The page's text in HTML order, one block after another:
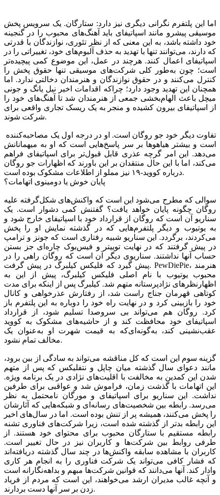
اما این پلتفرم نگرانی دیگری نیز دارد: ستارگان. یک سرویس پخش
موسیقی پیشرو مانند اسپاتیفای باید آهنگ‌های محبوب را در گنجینه
خود داشته باشد، به این معنی که از نظر تئوری، نوازندگان با قدرتی
که دارند، می‌توانند تنها با تهدید به حذف آلبوم‌های خود، تغییراتی را در
اسپاتیفای اعمال کنند. هرچند در عمل، این موضوع کمی پیچیده‌تر
است؛ چون به‌طور کلی شرکت‌های موسیقی تنها حقوق پخش را
کنترل می‌کنند و در حقوق نوازندگان و هنرمندان دخالتی ندارد. اما
همچنان این تهدید وجود دارد؛ چراکه اقدامات اخیر نیل یانگ و جونی
میچل باعث الهام‌بخشی جمعی از هنرمندان شد تا آهنگ‌های خود را
از اسپاتیفای بیرون کشیده و منجر به یک ریسک تجاری واقعی برای
شرکت شوند.
است و بیشتر هیاهوها بر سر پاسخ‌هایی است که او به ‌میهمانانش
می‌دهد. این امر گرچه عذری قابل قبول‌تر برای اسپاتیفای فراهم
می‌کند، اما با این حال منتقدان بر این باورند که اظهارات جو روگان
درباره کووید-۱۹ نیز مملو از اطلاعات مشکوک بوده است.
پایان خوش یا دومینوی اتهامات؟
سوالی که مطرح می‌شود این است که واکنش‌های شکل‌گرفته علیه
روگان چگونه پایان خواهد یافت؟ گفتنش کمی دشوار است. یک
سناریو آن است که روگان از قرارداد خود با اسپاتیفای خارج شود و
به یوتیوب و دیگر پلتفرم‌هایی که در گذشته نمایش او را پخش
می‌کردند، برگردد. این سناریو شبیه رفتاری است که جونز و ترامپ
در پیش گرفتند که در نهایت توییتر و فیس‌بوک چاره‌ای جز بستن
حساب آنها نداشتند. سناریوی دیگر آن است که روگان راهی را در
پیش گیرد که فلیکس کیلبرگ در پیش گرفت. PewDiePie، هنرمند
محبوب یوتیوب با نام اصلی فلیکس کیلبرگ، پیش از این به
اظهارنظرهای نژادپرستانه متهم شد. کیلبرگ پس از اینکه برای مدت
کوتاهی قهرمان جناج راست شد، از رفتارش عذرخواهی و کانال
خود را بازبینی کرد و در نهایت راه خود را دوباره به این پلتفرم باز
کرد. روگان هم می‌تواند بی سروصدا تسلیم شود، از قرارداد
اسپاتیفای خود محافظت کند و از حاشیه‌های مشکوک به کووید
عقب‌نشینی کند، به‌گونه‌ای‌که به قیمت شهرت او به‌عنوان یک
مخالف تمام نشود.
گزینه سوم این است که کل مناقشه می‌تواند به سادگی از بین برود،
مانند دعوای سال گذشته میان چاپل و نتفلیکس که پس از متهم
شدن این کمدین به مخالفت با اقلیت‌های نژادی در یک برنامه ویژه.
این اتهامات با گذشت زمان، فراموش شد و عواقبی برای طرفین
نداشت. این سناریو برای اسپاتیفای و مورگان نامحتمل به نظر
می‌رسد. رابطه بین شخصیت‌های رسانه‌ای و شبکه‌هایی که آثارشان
را پخش می‌کنند، همیشه پر از تنش بوده است. اما در سال‌های اخیر
این رابطه بدتر از گذشته شده است، زیرا شرکت‌های فناوری تشنه
رابطه مستقیم با ستارگان محبوب برای محتوای خود هستند. از
طرفی روابط بین شرکت‌ها و کاربران نیز در حال تغییر است.
کاربران با مشاهده سابقه واکنش‌ها در چند سال گذشته دریافته‌اند
که فشار کافی می‌تواند یک شرکت فناوری را به انجام هر کاری
وادار کند. آنها می‌دانند که قوانین شرکت‌ها مبهم و بداهه‌نگارانه است
و آنچه غالب مدیران ارشد می‌خواهند، این است که مردم از فریاد
زدن بر سر آنها دست بردارند.